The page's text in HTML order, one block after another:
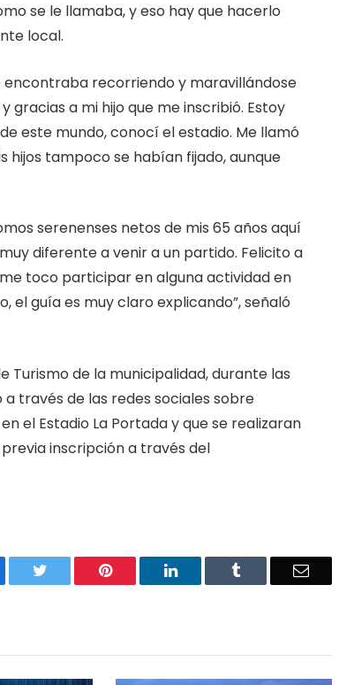
se le llamaba, y eso hay que hacerlo
local.
encontraba recorriendo y maravillándose
gracias a mi hijo que me inscribió. Estoy
este mundo, conocí el estadio. Me llamó
hijos tampoco se habían fijado, aunque
serenenses netos de mis 65 años aquí
diferente a venir a un partido. Felicito a
toco participar en alguna actividad en
el guía es muy claro explicando”, señaló
de la municipalidad, durante las
través de las redes sociales sobre
el Estadio La Portada y que se realizaran
inscripción a través del
Twitter Pinterest LinkedIn Tumblr Email